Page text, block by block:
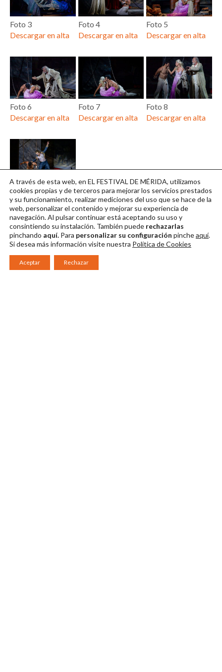
Foto 3
Descargar en alta
Foto 4
Descargar en alta
Foto 5
Descargar en alta
Foto 6
Descargar en alta
Foto 7
Descargar en alta
Foto 8
Descargar en alta
foto 9
Descargar en alta
A través de esta web, en EL FESTIVAL DE MÉRIDA, utilizamos
cookies propias y de terceros para mejorar los servicios prestados
y su funcionamiento, realizar mediciones del uso que se hace de la
web, personalizar el contenido y mejorar su experiencia de
navegación. Al pulsar continuarestá aceptando su uso y
consintiendo su instalación. También puede rechazarlas
pinchando aquí. Para personalizar su configuración pincheaquí.
Si desea más información visite nuestra Política de Cookies
Aceptar Rechazar